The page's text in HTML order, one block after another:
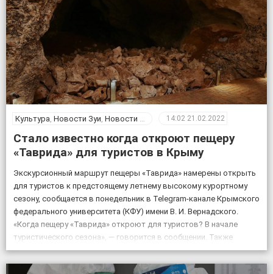
Культура Новости Зуи Новости Крыма 14:02 21.02.2022
Стало известно когда откроют пещеру
«Таврида» для туристов в Крыму
Экскурсионный маршрут пещеры «Таврида» намерены открыть
для туристов к предстоящему летнему высокому курортному
сезону, сообщается в понедельник в Telegram-канале Крымского
федерального университета (КФУ) имени В. И. Вернадского.
«Когда пещеру «Таврида» откроют для туристов? В начале
туристического сезона», — говорится в сообщении. Также
отмечается, что посещение «Тавриды» будет полностью
безопасным. За возможным движением грунтов и камней […]